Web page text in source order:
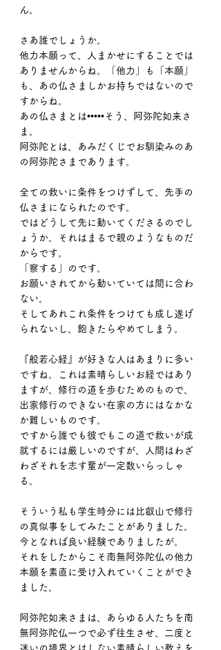
ん。
さあ誰でしょうか。
他力本願って、人まかせにすることでは
ありませんからね。「他力」も「本願」
も、あの仏さましかお持ちではないので
すからね。
あの仏さまとは•••••そう、阿弥陀如来さ
ま。
阿弥陀とは、あみだくじでお馴染みのあ
の阿弥陀さまであります。
全ての救いに条件をつけずして、先手の
仏さまになられたのです。
ではどうして先に動いてくださるのでし
ょうか。それはまるで親のようなものだ
からです。
「察する」のです。
お願いされてから動いていては間に合わ
ない。
そしてあれこれ条件をつけても成し遂げ
られないし、飽きたらやめてしまう。
『般若心経』が好きな人はあまりに多い
ですね。これは素晴らしいお経ではあり
ますが、修行の道を歩むためのもので、
出家修行のできない在家の方にはなかな
か難しいものです。
ですから誰でも彼でもこの道で救いが成
就するには厳しいのですが、人間はわざ
わざそれを志す輩が一定数いらっしゃ
る。
そういう私も学生時分には比叡山で修行
の真似事をしてみたことがありました。
今となれば良い経験でありましたが。
それをしたからこそ南無阿弥陀仏の他力
本願を素直に受け入れていくことができ
ました。
阿弥陀如来さまは、あらゆる人たちを南
無阿弥陀仏一つで必ず往生させ、二度と
迷いの境界とはしない素晴らしい教えを